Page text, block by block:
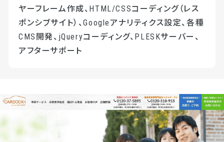
ヤーフレーム作成、HTML/CSSコーディング（レス
ポンシブサイト）、Googleアナリティクス設定、各種
CMS開発、jQueryコーディング、PLESKサーバー、
アフターサポート